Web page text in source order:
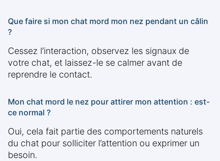
Que faire si mon chat mord mon nez pendant un câlin
?
Cessez l’interaction, observez les signaux de
votre chat, et laissez-le se calmer avant de
reprendre le contact.
Mon chat mord le nez pour attirer mon attention : est-
ce normal ?
Oui, cela fait partie des comportements naturels
du chat pour solliciter l’attention ou exprimer un
besoin.